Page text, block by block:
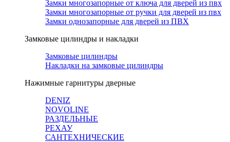
Замки многозапорные от ключа для дверей из пвх
Замки многозапорные от ручки для дверей из пвх
Замки однозапорные для дверей из ПВХ
Замковые цилиндры и накладки
Замковые цилиндры
Накладки на замковые цилиндры
Нажимные гарнитуры дверные
DENIZ
NOVOLINE
РАЗДЕЛЬНЫЕ
РЕХАУ
САНТЕХНИЧЕСКИЕ